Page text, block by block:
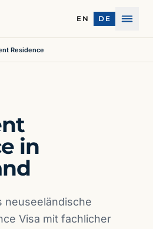
EN DE
Menü
Residence
in
neuseeländische
Visa mit fachlicher